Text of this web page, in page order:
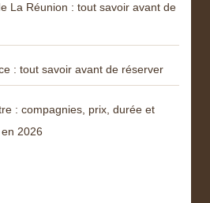
La Réunion : tout savoir avant de
: tout savoir avant de réserver
: compagnies, prix, durée et
2026